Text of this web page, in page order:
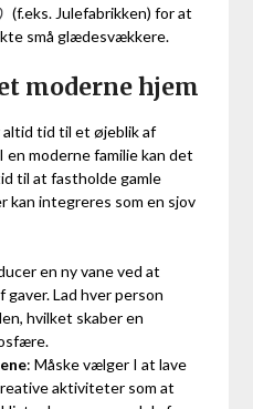
(f.eks. Julefabrikken) for at
små glædesvækkere.
moderne hjem
altid tid til et øjeblik af
moderne familie kan det
til at fastholde gamle
kan integreres som en sjov
en ny vane ved at
gaver. Lad hver person
hvilket skaber en
: Måske vælger I at lave
aktiviteter som at